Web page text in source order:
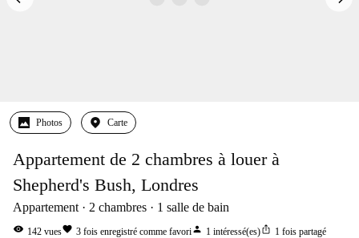
Photos Carte
Appartement de 2 chambres à louer à
Shepherd's Bush, Londres
Appartement 2 chambres 1 salle de bain
visibility 142 vuesfavorite 3 fois enregistré comme favoriperson 1 intéressé(es)ios_share 1 fois partagé